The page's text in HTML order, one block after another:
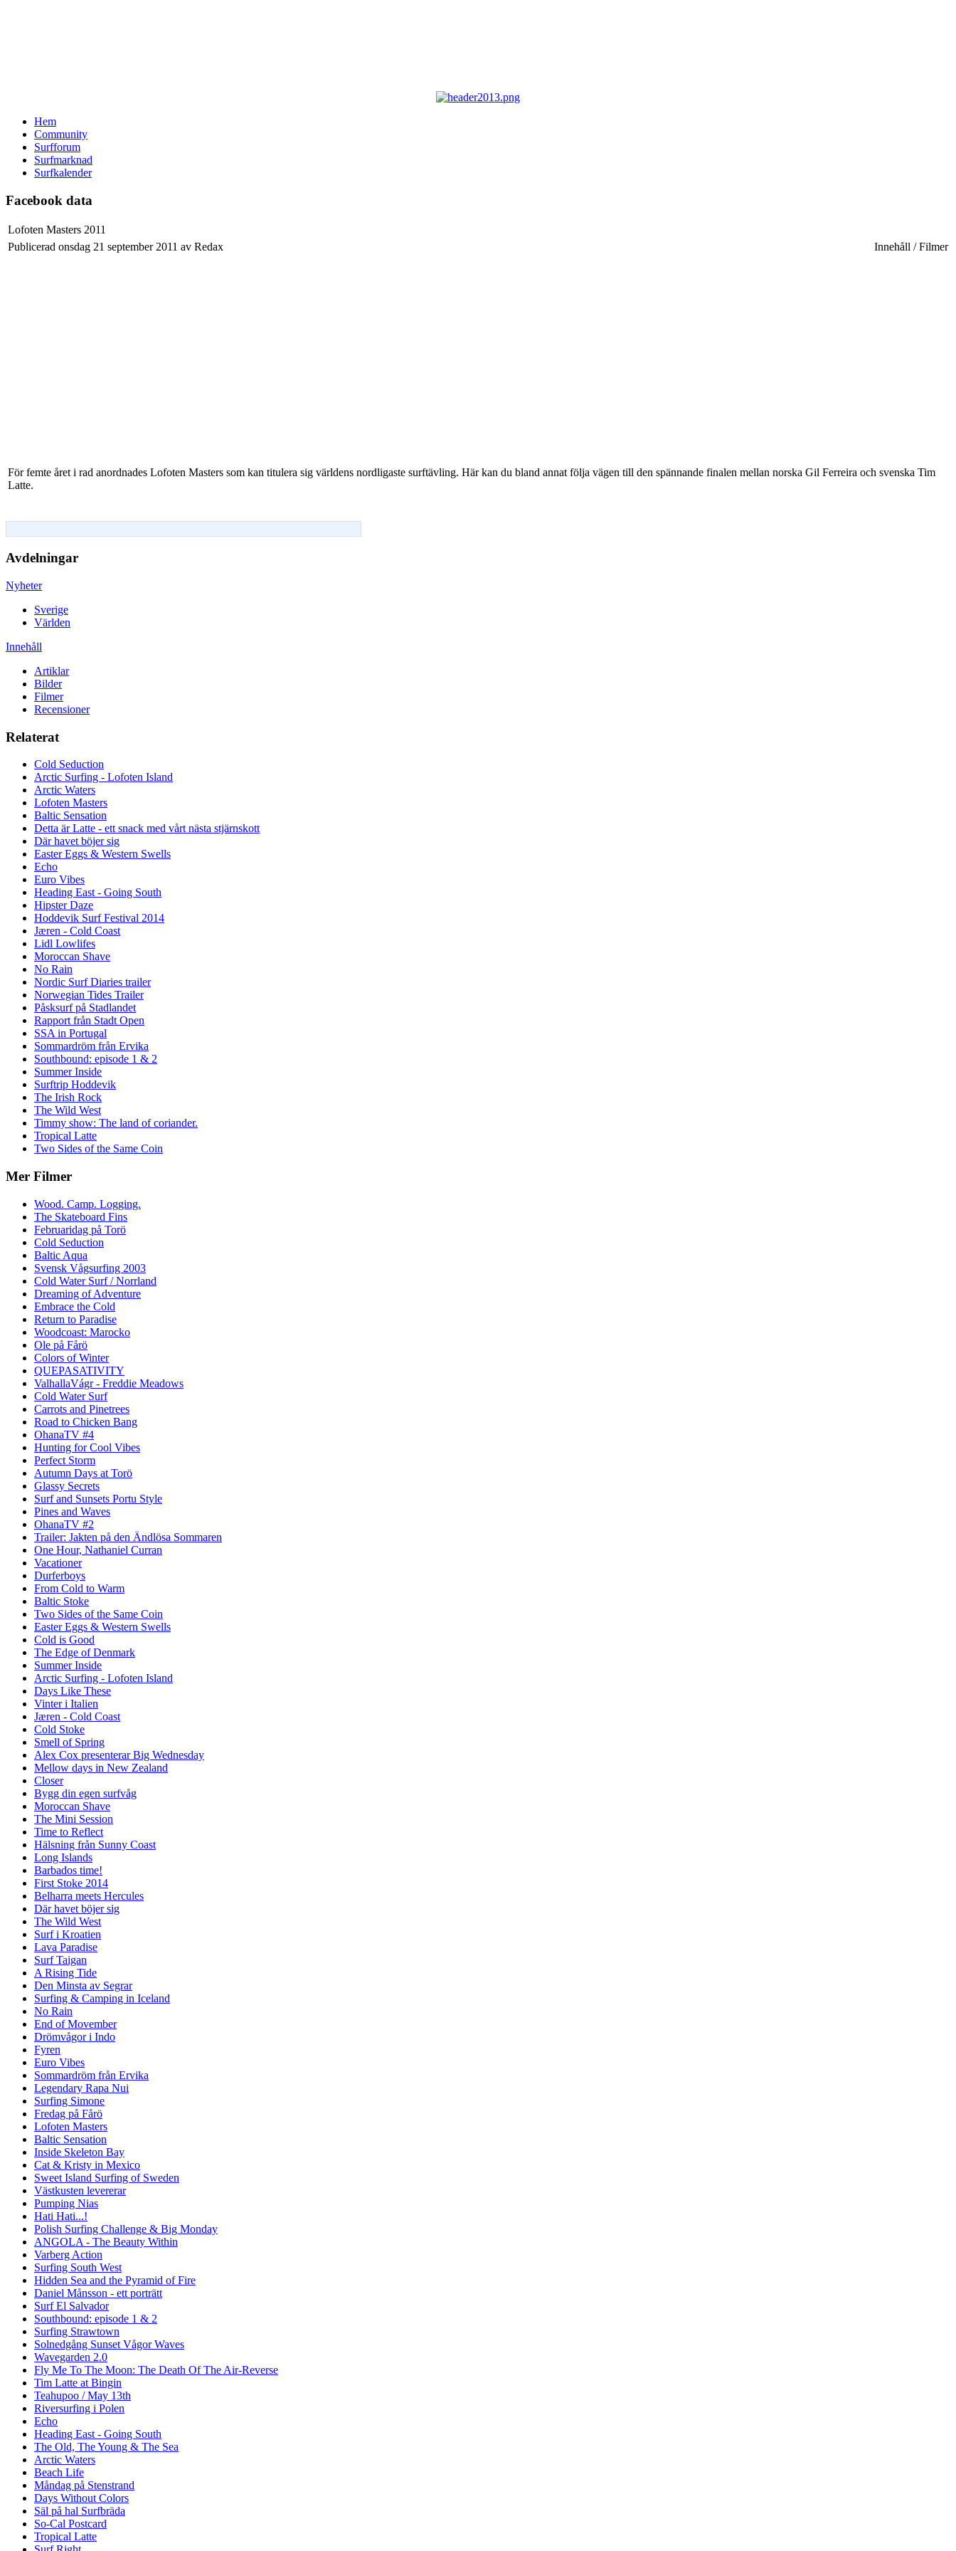
Hem
Community
Surfforum
Surfmarknad
Surfkalender
Facebook data
Lofoten Masters 2011
Publicerad onsdag 21 september 2011 av Redax
Innehåll / Filmer
För femte året i rad anordnades Lofoten Masters som kan titulera sig världens nordligaste surftävling. Här kan du bland annat följa vägen till den spännande finalen mellan norska Gil Ferreira och svenska Tim
Latte.
Avdelningar
Nyheter
Sverige
Världen
Innehåll
Artiklar
Bilder
Filmer
Recensioner
Relaterat
Cold Seduction
Arctic Surfing - Lofoten Island
Arctic Waters
Lofoten Masters
Baltic Sensation
Detta är Latte - ett snack med vårt nästa stjärnskott
Där havet böjer sig
Easter Eggs & Western Swells
Echo
Euro Vibes
Heading East - Going South
Hipster Daze
Hoddevik Surf Festival 2014
Jæren - Cold Coast
Lidl Lowlifes
Moroccan Shave
No Rain
Nordic Surf Diaries trailer
Norwegian Tides Trailer
Påsksurf på Stadlandet
Rapport från Stadt Open
SSA in Portugal
Sommardröm från Ervika
Southbound: episode 1 & 2
Summer Inside
Surftrip Hoddevik
The Irish Rock
The Wild West
Timmy show: The land of coriander.
Tropical Latte
Two Sides of the Same Coin
Mer Filmer
Wood. Camp. Logging.
The Skateboard Fins
Februaridag på Torö
Cold Seduction
Baltic Aqua
Svensk Vågsurfing 2003
Cold Water Surf / Norrland
Dreaming of Adventure
Embrace the Cold
Return to Paradise
Woodcoast: Marocko
Ole på Fårö
Colors of Winter
QUEPASATIVITY
ValhallaVágr - Freddie Meadows
Cold Water Surf
Carrots and Pinetrees
Road to Chicken Bang
OhanaTV #4
Hunting for Cool Vibes
Perfect Storm
Autumn Days at Torö
Glassy Secrets
Surf and Sunsets Portu Style
Pines and Waves
OhanaTV #2
Trailer: Jakten på den Ändlösa Sommaren
One Hour, Nathaniel Curran
Vacationer
Durferboys
From Cold to Warm
Baltic Stoke
Two Sides of the Same Coin
Easter Eggs & Western Swells
Cold is Good
The Edge of Denmark
Summer Inside
Arctic Surfing - Lofoten Island
Days Like These
Vinter i Italien
Jæren - Cold Coast
Cold Stoke
Smell of Spring
Alex Cox presenterar Big Wednesday
Mellow days in New Zealand
Closer
Bygg din egen surfvåg
Moroccan Shave
The Mini Session
Time to Reflect
Hälsning från Sunny Coast
Long Islands
Barbados time!
First Stoke 2014
Belharra meets Hercules
Där havet böjer sig
The Wild West
Surf i Kroatien
Lava Paradise
Surf Taigan
A Rising Tide
Den Minsta av Segrar
Surfing & Camping in Iceland
No Rain
End of Movember
Drömvågor i Indo
Fyren
Euro Vibes
Sommardröm från Ervika
Legendary Rapa Nui
Surfing Simone
Fredag på Fårö
Lofoten Masters
Baltic Sensation
Inside Skeleton Bay
Cat & Kristy in Mexico
Sweet Island Surfing of Sweden
Västkusten levererar
Pumping Nias
Hati Hati...!
Polish Surfing Challenge & Big Monday
ANGOLA - The Beauty Within
Varberg Action
Surfing South West
Hidden Sea and the Pyramid of Fire
Daniel Månsson - ett porträtt
Surf El Salvador
Southbound: episode 1 & 2
Surfing Strawtown
Solnedgång Sunset Vågor Waves
Wavegarden 2.0
Fly Me To The Moon: The Death Of The Air-Reverse
Tim Latte at Bingin
Teahupoo / May 13th
Riversurfing i Polen
Echo
Heading East - Going South
The Old, The Young & The Sea
Arctic Waters
Beach Life
Måndag på Stenstrand
Days Without Colors
Säl på hal Surfbräda
So-Cal Postcard
Tropical Latte